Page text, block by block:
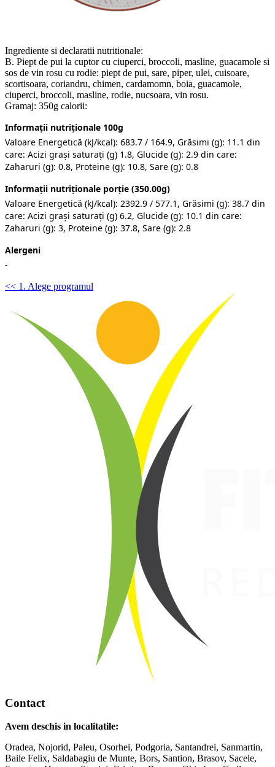
Ingrediente si declaratii nutritionale:
B. Piept de pui la cuptor cu ciuperci, broccoli, masline, guacamole si
sos de vin rosu cu rodie: piept de pui, sare, piper, ulei, cuisoare,
scortisoara, coriandru, chimen, cardamomn, boia, guacamole,
ciuperci, broccoli, masline, rodie, nucsoara, vin rosu.
Gramaj: 350g calorii:
Informații nutriționale 100g
Valoare Energetică (kJ/kcal): 683.7 / 164.9, Grăsimi (g): 11.1 din
care: Acizi grași saturați (g) 1.8, Glucide (g): 2.9 din care:
Zaharuri (g): 0.8, Proteine (g): 10.8, Sare (g): 0.8
Informații nutriționale porție (350.00g)
Valoare Energetică (kJ/kcal): 2392.9 / 577.1, Grăsimi (g): 38.7 din
care: Acizi grași saturați (g) 6.2, Glucide (g): 10.1 din care:
Zaharuri (g): 3, Proteine (g): 37.8, Sare (g): 2.8
Alergeni
-
<< 1. Alege programul
Contact
Avem deschis in localitatile:
Oradea, Nojorid, Paleu, Osorhei, Podgoria, Santandrei, Sanmartin,
Baile Felix, Saldabagiu de Munte, Bors, Santion, Brasov, Sacele,